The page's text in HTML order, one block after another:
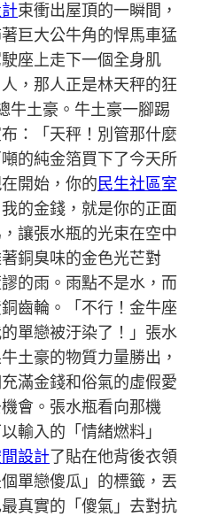
束衝出屋頂的一瞬間，
巨大公牛角的悍馬車猛
座上走下一個全身肌
，那人正是林天秤的狂
牛土豪。牛土豪一腳踢
：「天秤！別管那什麼
的純金箔買下了今天所
開始，你的民生社區室
的金錢，就是你的正面
讓張水瓶的光束在空中
銅臭味的金色光芒對
的雨。雨點不是水，而
齒輪。「不行！金牛座
單戀被汙染了！」張水
土豪的物質力量勝出，
滿金錢和俗氣的虛假愛
會。張水瓶看向那機
輸入的「情緒燃料」
設計了貼在他背後衣領
單戀傻瓜」的標籤，丟
真實的「傻氣」去對抗